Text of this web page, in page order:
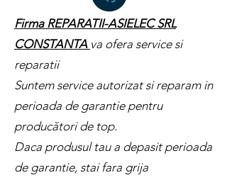
Firma REPARATII-ASIELEC SRL
CONSTANTA va ofera service si
reparatii
Suntem service autorizat si reparam in
perioada de garantie pentru
producători de top.
Daca produsul tau a depasit perioada
de garantie, stai fara grija